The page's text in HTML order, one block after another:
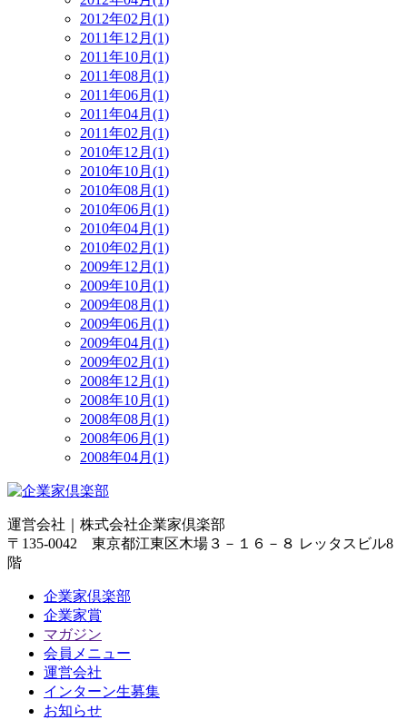
2012年02月(1)
2011年12月(1)
2011年10月(1)
2011年08月(1)
2011年06月(1)
2011年04月(1)
2011年02月(1)
2010年12月(1)
2010年10月(1)
2010年08月(1)
2010年06月(1)
2010年04月(1)
2010年02月(1)
2009年12月(1)
2009年10月(1)
2009年08月(1)
2009年06月(1)
2009年04月(1)
2009年02月(1)
2008年12月(1)
2008年10月(1)
2008年08月(1)
2008年06月(1)
2008年04月(1)
運営会社｜ 株式会社企業家倶楽部
〒135-0042 東京都江東区木場３－１６－８ レッタスビル8
階
企業家倶楽部
企業家賞
マガジン
会員メニュー
運営会社
インターン生募集
お知らせ